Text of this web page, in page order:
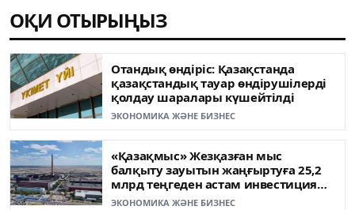
ОҚИ ОТЫРЫҢЫЗ
Отандық өндіріс: Қазақстанда
қазақстандық тауар өндірушілерді
қолдау шаралары күшейтілді
ЭКОНОМИКА ЖӘНЕ БИЗНЕС
«Қазақмыс» Жезқазған мыс
балқыту зауытын жаңғыртуға 25,2
млрд теңгеден астам инвестиция
бағыттады
ЭКОНОМИКА ЖӘНЕ БИЗНЕС